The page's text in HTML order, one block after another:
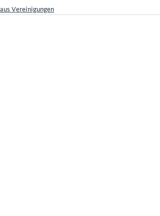
aus Vereinigungen